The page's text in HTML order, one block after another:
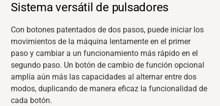
Sistema versátil de pulsadores
Con botones patentados de dos pasos, puede iniciar los
movimientos de la máquina lentamente en el primer
paso y cambiar a un funcionamiento más rápido en el
segundo paso. Un botón de cambio de función opcional
amplía aún más las capacidades al alternar entre dos
modos, duplicando de manera eficaz la funcionalidad de
cada botón.